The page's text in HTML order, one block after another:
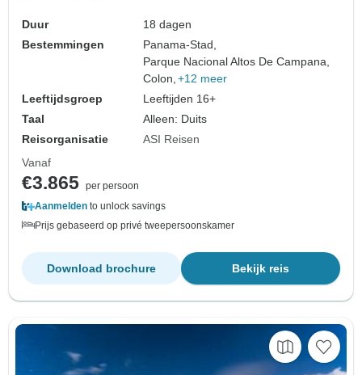
Duur
18 dagen
Bestemmingen
Panama-Stad,
Parque Nacional Altos De Campana,
Colon, +12 meer
Leeftijdsgroep
Leeftijden 16+
Taal
Alleen: Duits
Reisorganisatie
ASI Reisen
Vanaf
€3.865 per persoon
Aanmelden to unlock savings
Prijs gebaseerd op privé tweepersoonskamer
Bekijk reis
Download brochure